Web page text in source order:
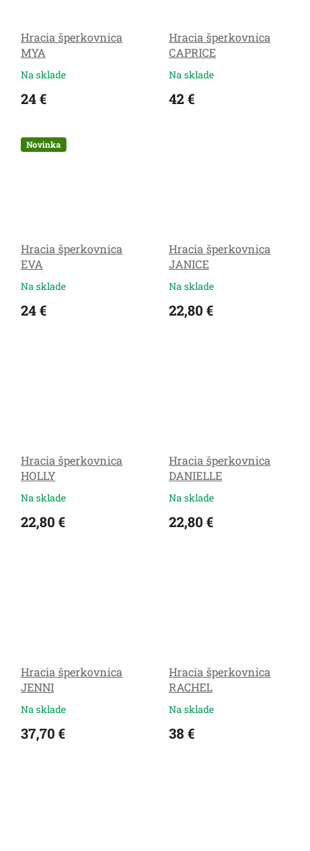
Hracia šperkovnica
MYA
Na sklade
24 €
Hracia šperkovnica
CAPRICE
Na sklade
42 €
Novinka
Hracia šperkovnica
EVA
Na sklade
24 €
Hracia šperkovnica
JANICE
Na sklade
22,80 €
Hracia šperkovnica
HOLLY
Na sklade
22,80 €
Hracia šperkovnica
DANIELLE
Na sklade
22,80 €
Hracia šperkovnica
JENNI
Na sklade
37,70 €
Hracia šperkovnica
RACHEL
Na sklade
38 €